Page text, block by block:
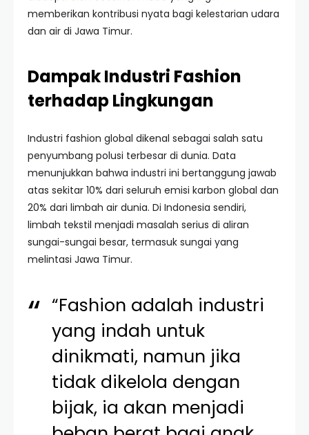
memberikan kontribusi nyata bagi kelestarian udara
dan air di Jawa Timur.
Dampak Industri Fashion
terhadap Lingkungan
Industri fashion global dikenal sebagai salah satu
penyumbang polusi terbesar di dunia. Data
menunjukkan bahwa industri ini bertanggung jawab
atas sekitar 10% dari seluruh emisi karbon global dan
20% dari limbah air dunia. Di Indonesia sendiri,
limbah tekstil menjadi masalah serius di aliran
sungai-sungai besar, termasuk sungai yang
melintasi Jawa Timur.
“Fashion adalah industri
yang indah untuk
dinikmati, namun jika
tidak dikelola dengan
bijak, ia akan menjadi